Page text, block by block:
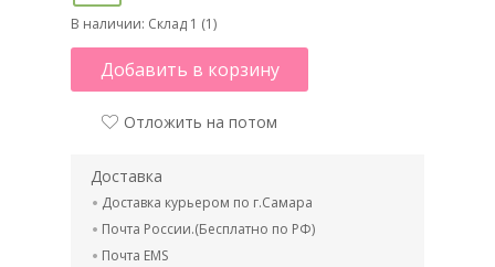
В наличии: Склад 1 (1)
Добавить в корзину
Отложить на потом
Доставка
Доставка курьером по г.Самара
Почта России.(Бесплатно по РФ)
Почта EMS